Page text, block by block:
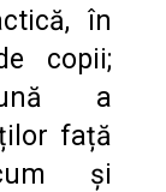
în
copii;
a
față
și